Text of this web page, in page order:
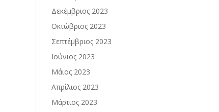
Δεκέμβριος 2023
Οκτώβριος 2023
Σεπτέμβριος 2023
Ιούνιος 2023
Μάιος 2023
Απρίλιος 2023
Μάρτιος 2023